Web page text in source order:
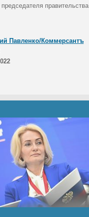
правительства
Павленко/Коммерсантъ